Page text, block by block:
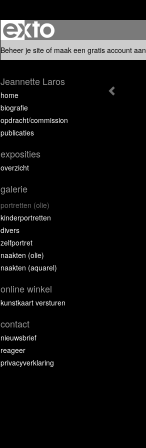
Beheer je site of maak een gratis account aan
Jeannette Laros
home
biografie
opdracht/commission
publicaties
exposities
overzicht
galerie
portretten (olie)
kinderportretten
divers
zelfportret
naakten (olie)
naakten (aquarel)
online winkel
kunstkaart versturen
contact
nieuwsbrief
reageer
privacyverklaring